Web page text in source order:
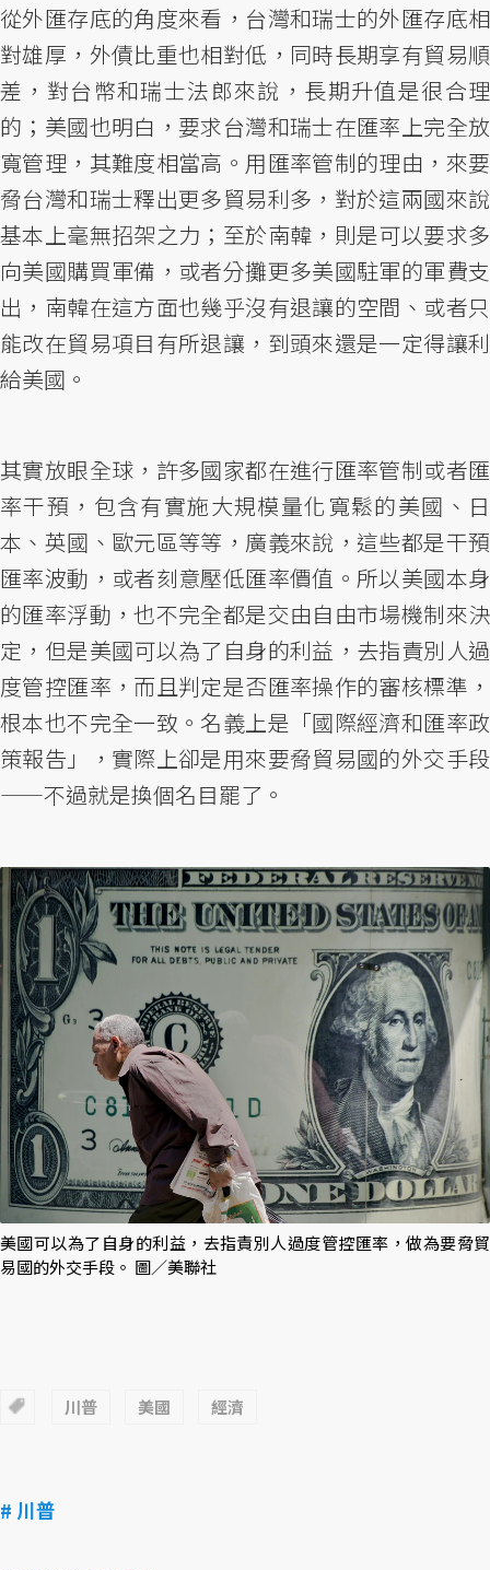
從外匯存底的角度來看，台灣和瑞士的外匯存底相
對雄厚，外債比重也相對低，同時長期享有貿易順
差，對台幣和瑞士法郎來說，長期升值是很合理
的；美國也明白，要求台灣和瑞士在匯率上完全放
寬管理，其難度相當高。用匯率管制的理由，來要
脅台灣和瑞士釋出更多貿易利多，對於這兩國來說
基本上毫無招架之力；至於南韓，則是可以要求多
向美國購買軍備，或者分攤更多美國駐軍的軍費支
出，南韓在這方面也幾乎沒有退讓的空間、或者只
能改在貿易項目有所退讓，到頭來還是一定得讓利
給美國。
其實放眼全球，許多國家都在進行匯率管制或者匯
率干預，包含有實施大規模量化寬鬆的美國、日
本、英國、歐元區等等，廣義來說，這些都是干預
匯率波動，或者刻意壓低匯率價值。所以美國本身
的匯率浮動，也不完全都是交由自由市場機制來決
定，但是美國可以為了自身的利益，去指責別人過
度管控匯率，而且判定是否匯率操作的審核標準，
根本也不完全一致。名義上是「國際經濟和匯率政
策報告」，實際上卻是用來要脅貿易國的外交手段
——不過就是換個名目罷了。
美國可以為了自身的利益，去指責別人過度管控匯率，做為要脅貿
易國的外交手段。 圖／美聯社
川普 美國 經濟
# 川普